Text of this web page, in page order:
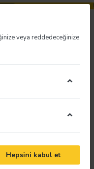
veya reddedeceğinize
Hepsini kabul et